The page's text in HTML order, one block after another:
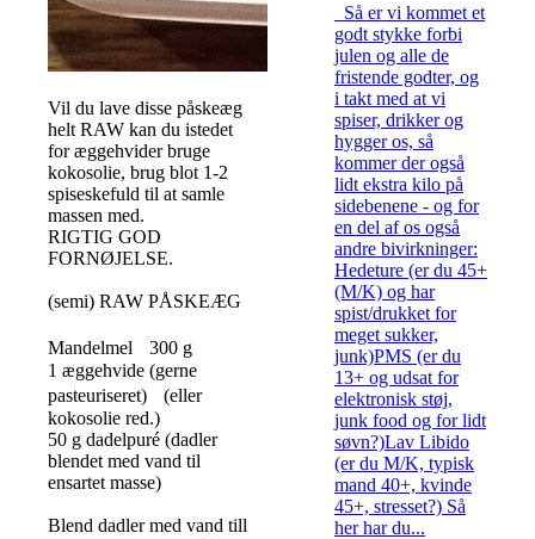
Vil du lave disse påskeæg
helt RAW kan du istedet
for æggehvider bruge
kokosolie, brug blot 1-2
spiseskefuld til at samle
massen med.
RIGTIG GOD
FORNØJELSE.
(semi) RAW PÅSKEÆG
Mandelmel 300 g
1 æggehvide (gerne
pasteuriseret) (eller
kokosolie red.)
50 g dadelpuré (dadler
blendet med vand til
ensartet masse)
Blend dadler med vand till
Så er vi kommet et
godt stykke forbi
julen og alle de
fristende godter, og
i takt med at vi
spiser, drikker og
hygger os, så
kommer der også
lidt ekstra kilo på
sidebenene - og for
en del af os også
andre bivirkninger:
Hedeture (er du 45+
(M/K) og har
spist/drukket for
meget sukker,
junk)PMS (er du
13+ og udsat for
elektronisk støj,
junk food og for lidt
søvn?)Lav Libido
(er du M/K, typisk
mand 40+, kvinde
45+, stresset?) Så
her har du...